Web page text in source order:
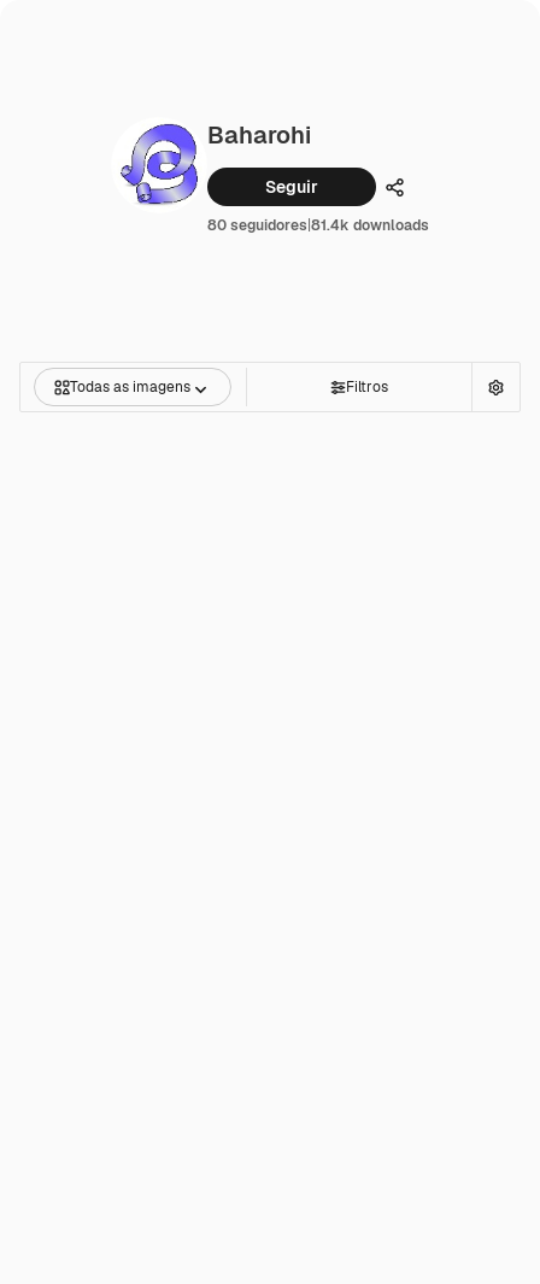
Baharohi
Seguir Compartilhar
80 seguidores|81.4k downloads
Todas as imagens Filtros